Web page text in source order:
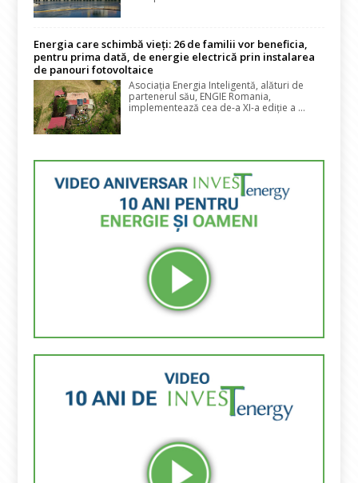
Energia care schimbă vieți: 26 de familii vor beneficia,
pentru prima dată, de energie electrică prin instalarea
de panouri fotovoltaice
Asociația Energia Inteligentă, alături de
partenerul său, ENGIE Romania,
implementează cea de-a XI-a ediție a ...